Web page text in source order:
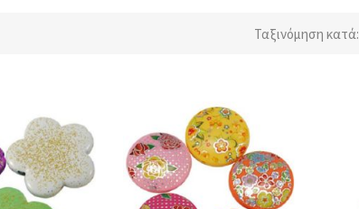
Ταξινόμηση κατά: